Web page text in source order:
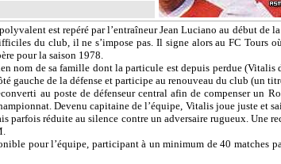
est repéré par l’entraîneur Jean Luciano au début de
du club, il ne s’impose pas. Il signe alors au FC Tours
pour la saison 1978.
nom de sa famille dont la particule est depuis perdue (Vitalis
gauche de la défense et participe au renouveau du club (un
au poste de défenseur central afin de compenser un
Devenu capitaine de l’équipe, Vitalisjoue juste et
parfois réduite au silence contre un adversaire rugueux. Une
pour l’équipe, participant à un minimum de 40 matches